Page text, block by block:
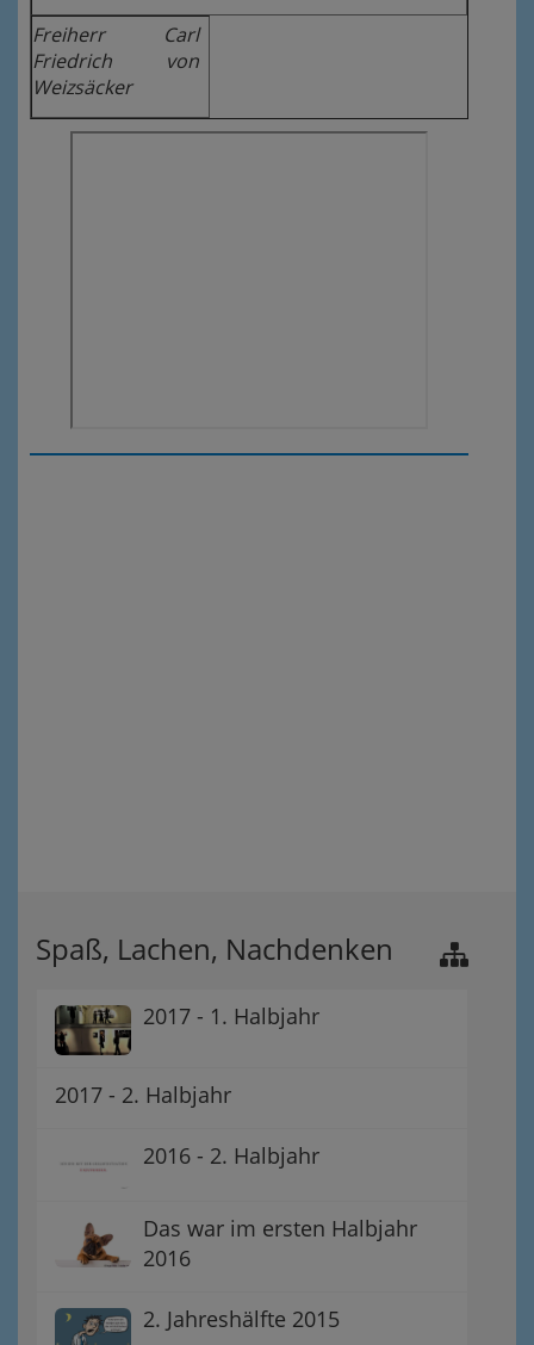
Freiherr Carl
Friedrich von
Weizsäcker
Spaß, Lachen, Nachdenken
2017 - 1. Halbjahr
2017 - 2. Halbjahr
2016 - 2. Halbjahr
Das war im ersten Halbjahr
2016
2. Jahreshälfte 2015